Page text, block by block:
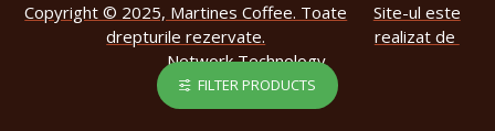
Copyright © 2025, Martines Coffee. Toate
drepturile rezervate.
Site-ul este
realizat de
Network Technology.
FILTER PRODUCTS